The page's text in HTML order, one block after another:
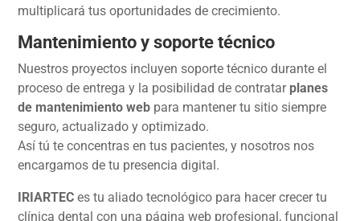
multiplicará tus oportunidades de crecimiento.
Mantenimiento y soporte técnico
Nuestros proyectos incluyen soporte técnico durante el
proceso de entrega y la posibilidad de contratar planes
de mantenimiento web para mantener tu sitio siempre
seguro, actualizado y optimizado.
Así tú te concentras en tus pacientes, y nosotros nos
encargamos de tu presencia digital.
IRIARTEC es tu aliado tecnológico para hacer crecer tu
clínica dental con una página web profesional, funcional